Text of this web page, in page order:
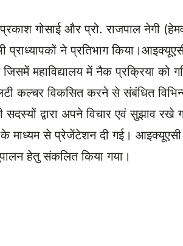
गोसाई और प्रो. राजपाल नेगी
प्राध्यापकों ने प्रतिभाग
जिसमें महाविद्यालय में नैक प्रक्रिया को
कल्चर विकसित करने से संबंधित
द्वारा अपने विचार एवं सुझाव रखे
के माध्यम से प्रेजेंटेशन दी गई। आइक्यूएसी
हेतु संकलित किया गया।